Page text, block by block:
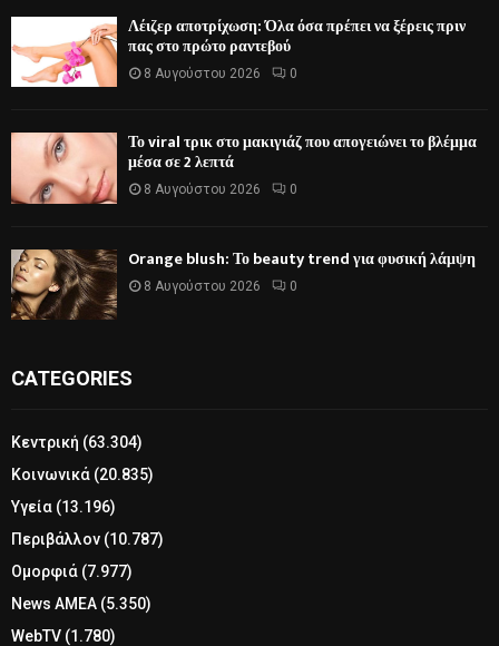
Λέιζερ αποτρίχωση: Όλα όσα πρέπει να ξέρεις πριν
πας στο πρώτο ραντεβού
8 Αυγούστου 2026 0
Το viral τρικ στο μακιγιάζ που απογειώνει το βλέμμα
μέσα σε 2 λεπτά
8 Αυγούστου 2026 0
Orange blush: Το beauty trend για φυσική λάμψη
8 Αυγούστου 2026 0
CATEGORIES
Κεντρική (63.304)
Κοινωνικά (20.835)
Υγεία (13.196)
Περιβάλλον (10.787)
Ομορφιά (7.977)
News ΑΜΕΑ (5.350)
WebTV (1.780)